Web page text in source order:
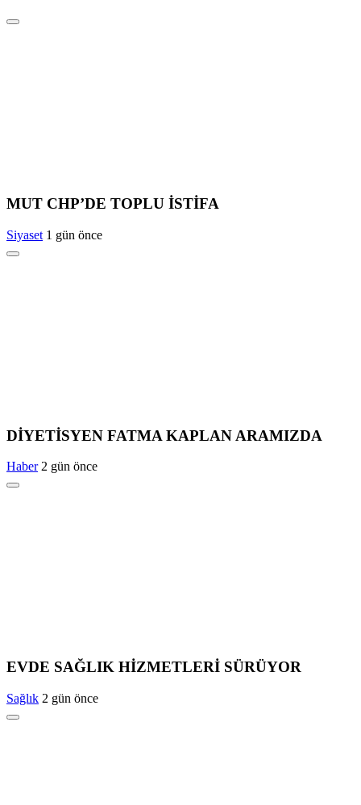
MUT CHP’DE TOPLU İSTİFA
Siyaset 1 gün önce
DİYETİSYEN FATMA KAPLAN ARAMIZDA
Haber 2 gün önce
EVDE SAĞLIK HİZMETLERİ SÜRÜYOR
Sağlık 2 gün önce